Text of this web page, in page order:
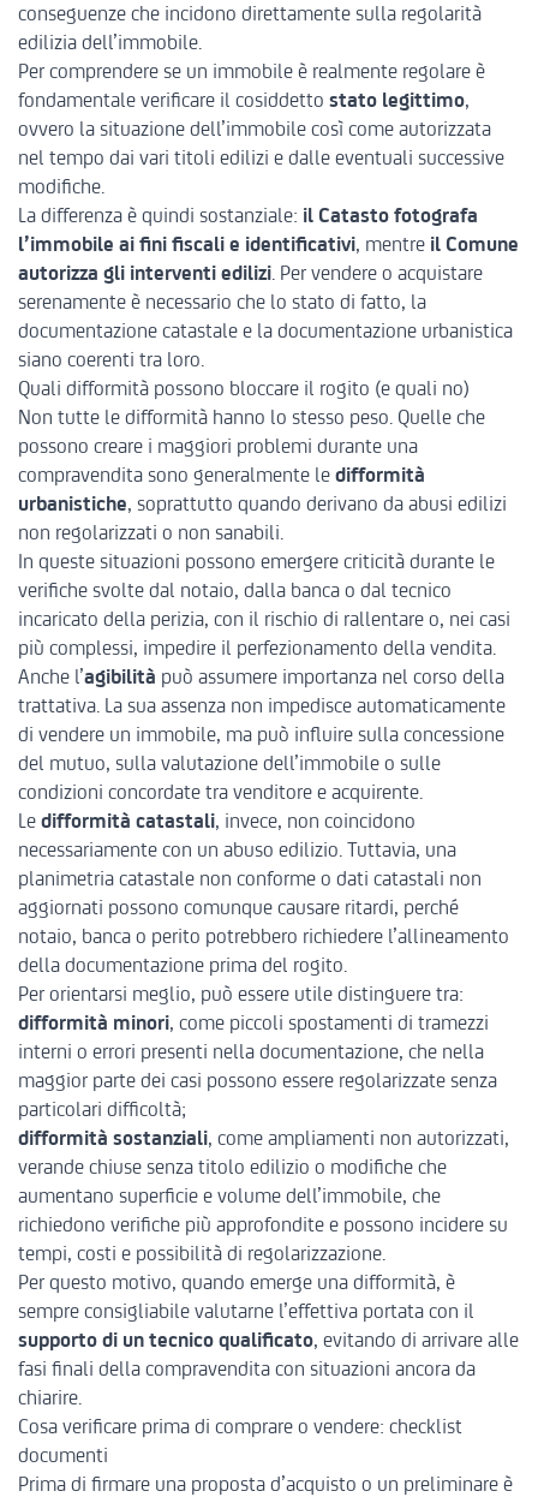
conseguenze che incidono direttamente sulla regolarità
edilizia dell’immobile.
Per comprendere se un immobile è realmente regolare è
fondamentale verificare il cosiddetto stato legittimo,
ovvero la situazione dell’immobile così come autorizzata
nel tempo dai vari titoli edilizi e dalle eventuali successive
modifiche.
La differenza è quindi sostanziale: il Catasto fotografa
l’immobile ai fini fiscali e identificativi, mentre il Comune
autorizza gli interventi edilizi. Per vendere o acquistare
serenamente è necessario che lo stato di fatto, la
documentazione catastale e la documentazione urbanistica
siano coerenti tra loro.
Quali difformità possono bloccare il rogito (e quali no)
Non tutte le difformità hanno lo stesso peso. Quelle che
possono creare i maggiori problemi durante una
compravendita sono generalmente le difformità
urbanistiche, soprattutto quando derivano da abusi edilizi
non regolarizzati o non sanabili.
In queste situazioni possono emergere criticità durante le
verifiche svolte dal notaio, dalla banca o dal tecnico
incaricato della perizia, con il rischio di rallentare o, nei casi
più complessi, impedire il perfezionamento della vendita.
Anche l’agibilità può assumere importanza nel corso della
trattativa. La sua assenza non impedisce automaticamente
di vendere un immobile, ma può influire sulla concessione
del mutuo, sulla valutazione dell’immobile o sulle
condizioni concordate tra venditore e acquirente.
Le difformità catastali, invece, non coincidono
necessariamente con un abuso edilizio. Tuttavia, una
planimetria catastale non conforme o dati catastali non
aggiornati possono comunque causare ritardi, perché
notaio, banca o perito potrebbero richiedere l’allineamento
della documentazione prima del rogito.
Per orientarsi meglio, può essere utile distinguere tra:
difformità minori, come piccoli spostamenti di tramezzi
interni o errori presenti nella documentazione, che nella
maggior parte dei casi possono essere regolarizzate senza
particolari difficoltà;
difformità sostanziali, come ampliamenti non autorizzati,
verande chiuse senza titolo edilizio o modifiche che
aumentano superficie e volume dell’immobile, che
richiedono verifiche più approfondite e possono incidere su
tempi, costi e possibilità di regolarizzazione.
Per questo motivo, quando emerge una difformità, è
sempre consigliabile valutarne l’effettiva portata con il
supporto di un tecnico qualificato, evitando di arrivare alle
fasi finali della compravendita con situazioni ancora da
chiarire.
Cosa verificare prima di comprare o vendere: checklist
documenti
Prima di firmare una proposta d’acquisto o un preliminare è